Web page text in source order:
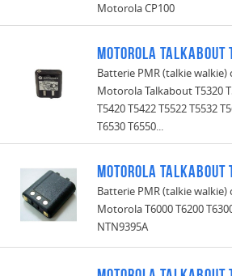
Motorola CP100
Motorola Talkabout
Batterie PMR (talkie
Motorola Talkabout T5320
T5420 T5422 T5522 T5532
T6530 T6550...
Motorola Talkabout
Batterie PMR (talkie
Motorola T6000 T6200
NTN9395A